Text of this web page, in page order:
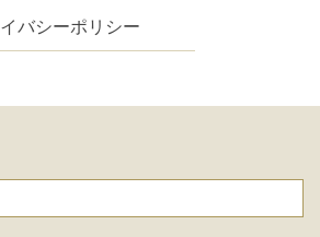
バシーポリシー